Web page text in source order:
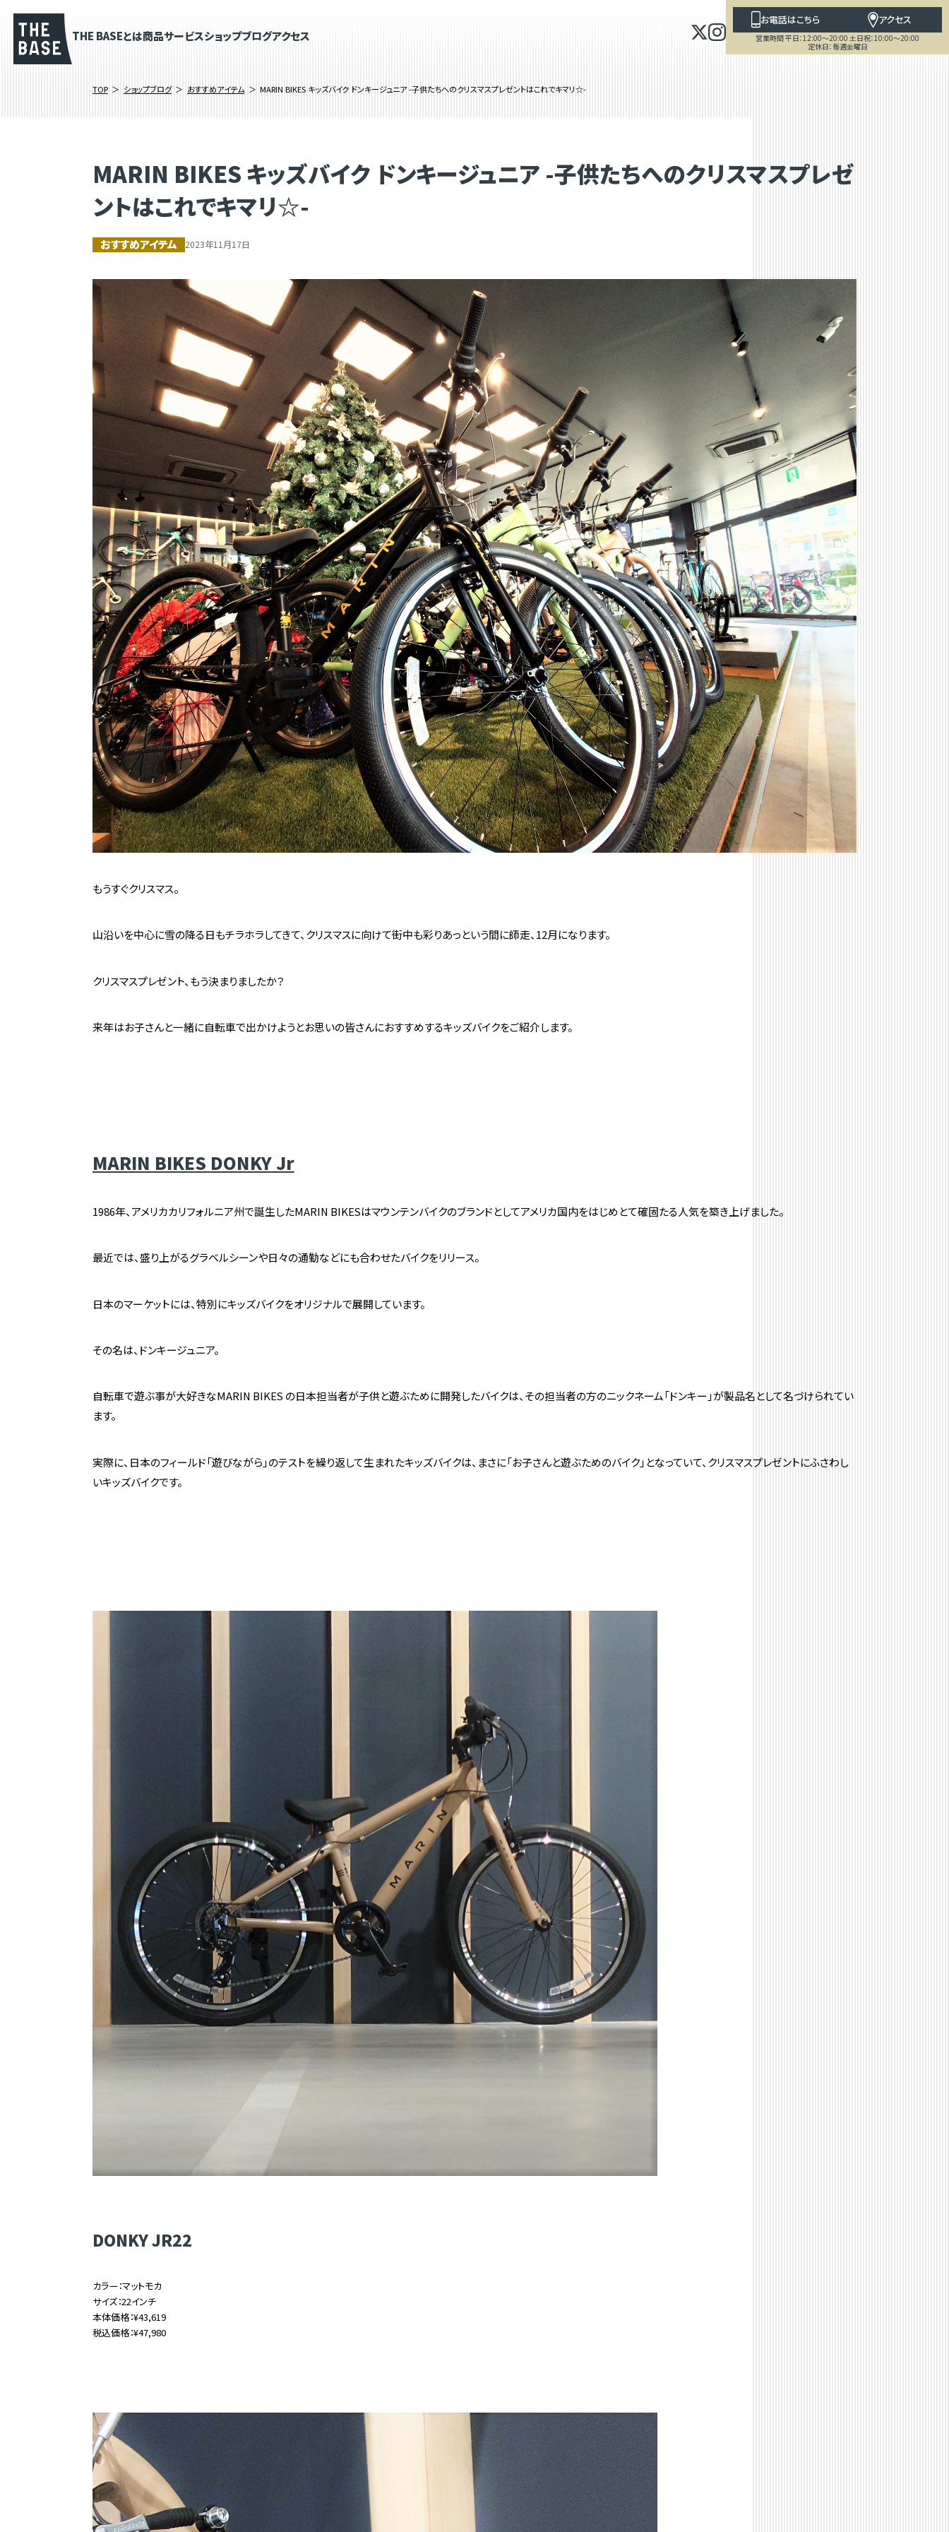
THE BASEとは商品サービスショップブログアクセス
お電話はこちら アクセス
営業時間 平日：12:00～20:00 土日祝：10:00～20:00
定休日：毎週金曜日
TOP ショップブログ おすすめアイテム MARIN BIKES キッズバイク ドンキージュニア -子供たちへのクリスマスプレゼントはこれでキマリ☆-
MARIN BIKES キッズバイク ドンキージュニア -子供たちへのクリスマスプレゼ
ントはこれでキマリ☆-
おすすめアイテム 2023年11月17日
もうすぐクリスマス。
山沿いを中心に雪の降る日もチラホラしてきて、クリスマスに向けて街中も彩りあっという間に師走、12月になります。
クリスマスプレゼント、もう決まりましたか？
来年はお子さんと一緒に自転車で出かけようとお思いの皆さんにおすすめするキッズバイクをご紹介します。
MARIN BIKES DONKY Jr
1986年、アメリカカリフォルニア州で誕生したMARIN BIKESはマウンテンバイクのブランドとしてアメリカ国内をはじめとて確固たる人気を築き上げました。
最近では、盛り上がるグラベルシーンや日々の通勤などにも合わせたバイクをリリース。
日本のマーケットには、特別にキッズバイクをオリジナルで展開しています。
その名は、ドンキージュニア。
自転車で遊ぶ事が大好きなMARIN BIKES の日本担当者が子供と遊ぶために開発したバイクは、その担当者の方のニックネーム「ドンキー」が製品名として名づけられてい
ます。
実際に、日本のフィールド「遊びながら」のテストを繰り返して生まれたキッズバイクは、まさに「お子さんと遊ぶためのバイク」となっていて、クリスマスプレゼントにふさわし
いキッズバイクです。
DONKY JR22
カラー：マットモカ
サイズ：22インチ
本体価格：¥43,619
税込価格：¥47,980